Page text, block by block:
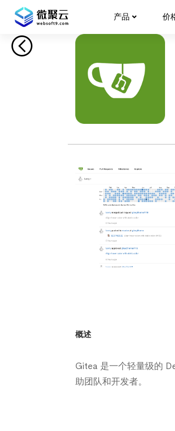
产品 价
概述
Gitea 是一个轻量级的
助团队和开发者。